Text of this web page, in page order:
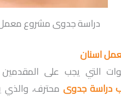
دراسة جدوى مشروع
اسنان
التي يجب على
دراسة جدوىمحترف، والذي